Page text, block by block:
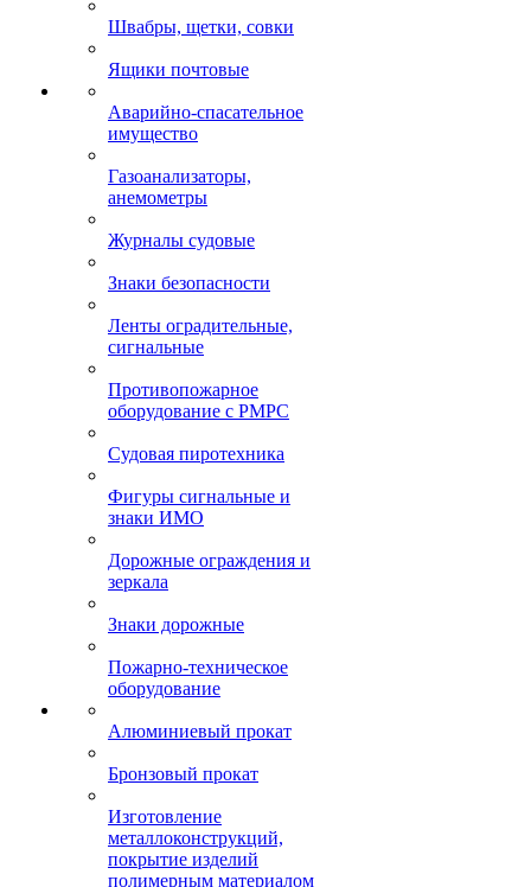
Швабры, щетки, совки
Ящики почтовые
Аварийно-спасательное
имущество
Газоанализаторы,
анемометры
Журналы судовые
Знаки безопасности
Ленты оградительные,
сигнальные
Противопожарное
оборудование с РМРС
Судовая пиротехника
Фигуры сигнальные и
знаки ИМО
Дорожные ограждения и
зеркала
Знаки дорожные
Пожарно-техническое
оборудование
Алюминиевый прокат
Бронзовый прокат
Изготовление
металлоконструкций,
покрытие изделий
полимерным материалом